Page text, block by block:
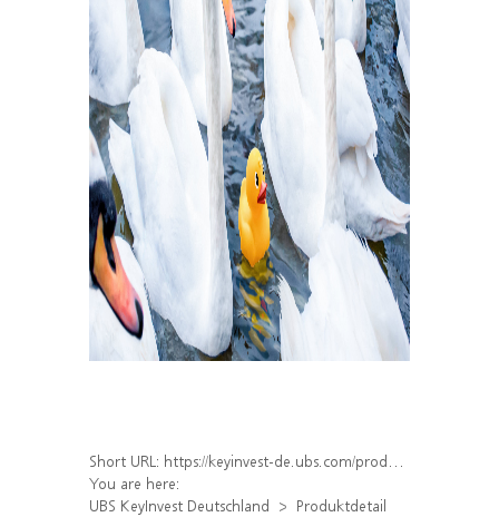
Short URL: https://keyinvest-de.ubs.com/produkt/detail/index/isin/DE000WA70GE1
You are here:
UBS KeyInvest Deutschland
Produktdetail